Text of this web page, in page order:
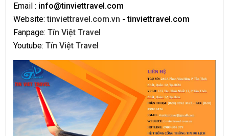
Email : info@tinviettravel.com
Website:tinviettravel.com.vn - tinviettravel.com
Fanpage: Tín Việt Travel
Youtube: Tín Việt Travel